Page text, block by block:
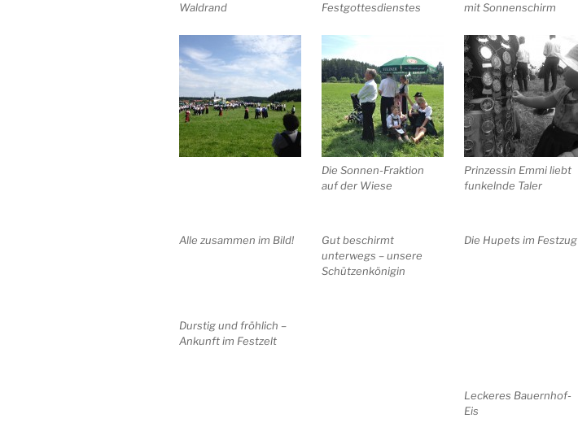
Waldrand
Festgottesdienstes
mit Sonnenschirm
Die Sonnen-Fraktion
auf der Wiese
Prinzessin Emmi liebt
funkelnde Taler
Alle zusammen im Bild!
Gut beschirmt
unterwegs – unsere
Schützenkönigin
Die Hupets im Festzug
Durstig und fröhlich –
Ankunft im Festzelt
Leckeres Bauernhof-
Eis